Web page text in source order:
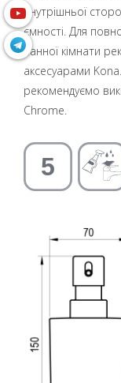
внутрішньої
ємності. Для
ванної кімнати
аксесуарами
рекомендуємо
Chrome.